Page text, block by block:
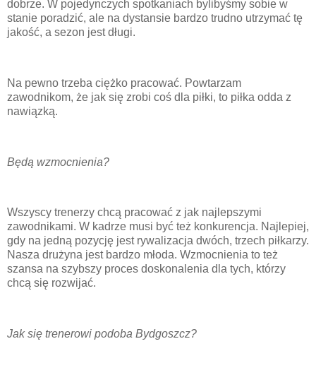
dobrze. W pojedynczych spotkaniach bylibyśmy sobie w
stanie poradzić, ale na dystansie bardzo trudno utrzymać tę
jakość, a sezon jest długi.
Na pewno trzeba ciężko pracować. Powtarzam
zawodnikom, że jak się zrobi coś dla piłki, to piłka odda z
nawiązką.
Będą wzmocnienia?
Wszyscy trenerzy chcą pracować z jak najlepszymi
zawodnikami. W kadrze musi być też konkurencja. Najlepiej,
gdy na jedną pozycję jest rywalizacja dwóch, trzech piłkarzy.
Nasza drużyna jest bardzo młoda. Wzmocnienia to też
szansa na szybszy proces doskonalenia dla tych, którzy
chcą się rozwijać.
Jak się trenerowi podoba Bydgoszcz?